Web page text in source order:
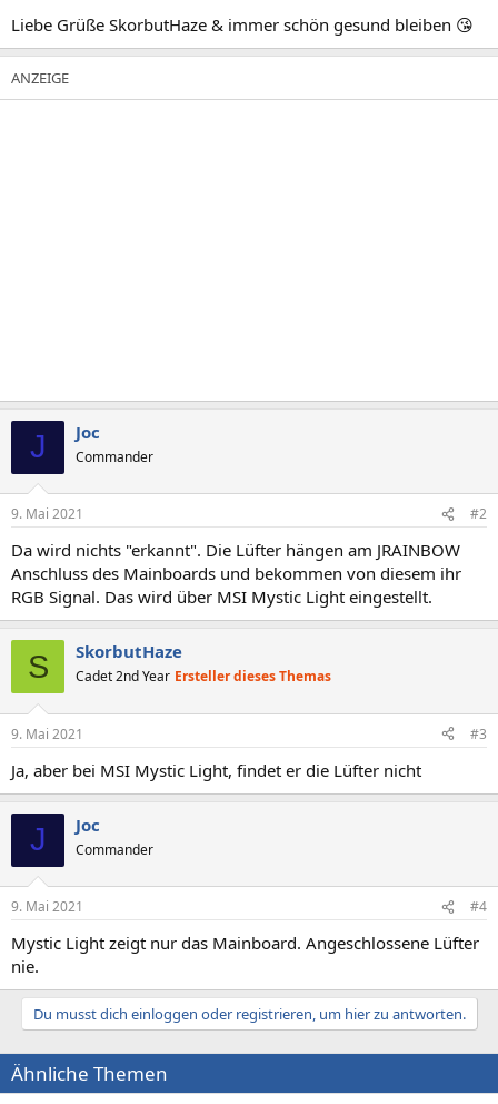
Liebe Grüße SkorbutHaze & immer schön gesund bleiben 😘
J Joc
Commander
9. Mai 2021 #2
Da wird nichts "erkannt". Die Lüfter hängen am JRAINBOW
Anschluss des Mainboards und bekommen von diesem ihr
RGB Signal. Das wird über MSI Mystic Light eingestellt.
S SkorbutHaze
Cadet 2nd Year Ersteller dieses Themas
9. Mai 2021 #3
Ja, aber bei MSI Mystic Light, findet er die Lüfter nicht
J Joc
Commander
9. Mai 2021 #4
Mystic Light zeigt nur das Mainboard. Angeschlossene Lüfter
nie.
Du musst dich einloggen oder registrieren, um hier zu antworten.
Ähnliche Themen